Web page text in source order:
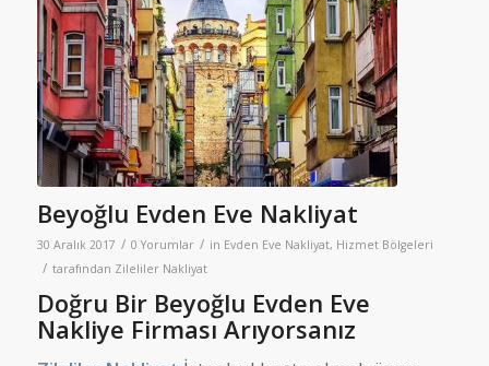
Beyoğlu Evden Eve Nakliyat
30 Aralık 2017 / 0 Yorumlar / in Evden Eve Nakliyat, Hizmet Bölgeleri
/ tarafından Zileliler Nakliyat
Doğru Bir Beyoğlu Evden Eve
Nakliye Firması Arıyorsanız